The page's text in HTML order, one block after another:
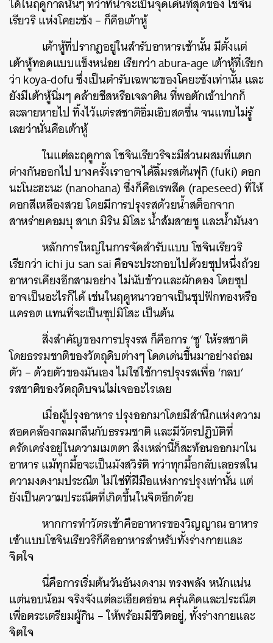
เรียวริ แห่งโคยะซัง – ก็คือเต้าหู้
เต้าหู้ที่ปรากฏอยู่ในสำรับอาหารเช้านั้น มีตั้งแต่
เต้าหู้ทอดแบบแข็งหน่อย เรียกว่า abura-age เต้าหู้ที่เรียก
ว่า koya-dofu ซึ่งเป็นตำรับเฉพาะของโคยะซังเท่านั้น และ
ยังมีเต้าหู้นิ่มๆ คล้ายชีสหรือเจลาติน ที่พอตักเข้าปากก็
ละลายหายไป ทิ้งไว้แต่รสชาติอิ่มเอิบสดชื่น จนแทบไม่รู้
เลยว่านั่นคือเต้าหู้
ในแต่ละฤดูกาล โชจินเรียวริจะมีส่วนผสมที่แตก
ต่างกันออกไป บางครั้งเราอาจได้ลิ้มรสต้นฟุกิ (fuki) ดอก
นะโนะฮะนะ (nanohana) ซึ่งก็คือเรพสีด (rapeseed) ที่ให้
ดอกสีเหลืองสวย โดยมีการปรุงรสด้วยน้ำสต็อกจาก
สาหร่ายคอมบุ สาเก มิริน มิโสะ น้ำส้มสายชู และน้ำมันงา
หลักการใหญ่ในการจัดสำรับแบบ โชจินเรียวริ
เรียกว่า ichi ju san sai คือจะประกอบไปด้วยซุปหนึ่งถ้วย
อาหารเคียงอีกสามอย่าง ไม่นับข้าวและผักดอง โดยซุป
อาจเป็นอะไรก็ได้ เช่นในฤดูหนาวอาจเป็นซุปฟักทองหรือ
แครอต แทนที่จะเป็นซุปมิโสะ เป็นต้น
สิ่งสำคัญของการปรุงรส ก็คือการ ‘ชู’ ให้รสชาติ
โดยธรรมชาติของวัตถุดิบต่างๆ โดดเด่นขึ้นมาอย่างถ่อม
ตัว – ด้วยตัวของมันเอง ไม่ใช่ใช้การปรุงรสเพื่อ ‘กลบ’
รสชาติของวัตถุดิบจนไม่เจออะไรเลย
เมื่อผู้ปรุงอาหาร ปรุงออกมาโดยมีสำนึกแห่งความ
สอดคล้องกลมกลืนกับธรรมชาติ และมีวัตรปฏิบัติที่
ครัดเคร่งอยู่ในความเมตตา สิ่งเหล่านี้ก็สะท้อนออกมาใน
อาหาร แม้ทุกมื้อจะเป็นมังสวิรัติ ทว่าทุกมื้อกลับเลอรสใน
ความงดงามประณีต ไม่ใช่ที่ฝีมือแห่งการปรุงเท่านั้น แต่
ยังเป็นความประณีตที่เกิดขึ้นในจิตอีกด้วย
หากการทำวัตรเช้าคืออาหารของวิญญาณ อาหาร
เช้าแบบโชจินเรียวริก็คืออาหารสำหรับทั้งร่างกายและ
จิตใจ
นี่คือการเริ่มต้นวันอันงดงาม ทรงพลัง หนักแน่น
แต่นอบน้อม จริงจังแต่ละเอียดอ่อน ครุ่นคิดและประณีต
เพื่อตระเตรียมผู้กิน – ให้พร้อมมีชีวิตอยู่, ทั้งร่างกายและ
จิตใจ